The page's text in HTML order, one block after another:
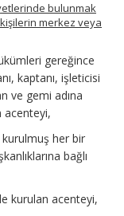
bulunmak
merkez veya
gereğince
kaptanı, işleticisi
ve gemi adına
acenteyi,
kurulmuş her bir
bağlı
kurulan acenteyi,